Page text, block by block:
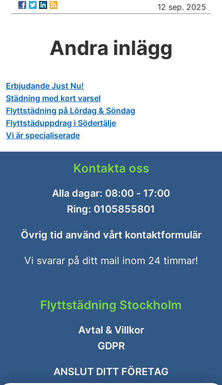
12 sep. 2025
Andra inlägg
Erbjudande Just Nu!
Städning med kort varsel
Flyttstädning på Lördag & Söndag
Flyttstäduppdrag i Södertälje
Vi är specialiserade
Kontakta oss
Alla dagar: 08:00 - 17:00
Ring: 0105855801
Övrig tid använd vårt kontaktformulär
Vi svarar på ditt mail inom 24 timmar!
Flyttstädning Stockholm
Avtal & Villkor
GDPR
ANSLUT DITT FÖRETAG